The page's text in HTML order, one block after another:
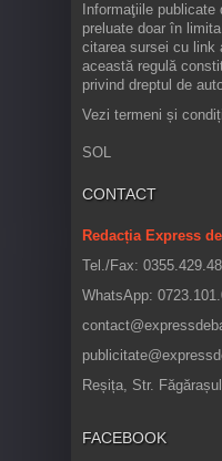
Informaţiile
preluate doar în
citarea sursei cu link
această regulă
privind dreptul de
Vezi termeni și
SOL
CONTACT
Redacția Express
Tel./Fax:
WhatsApp:
Reșița, Str.
FACEBOOK